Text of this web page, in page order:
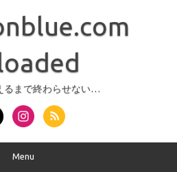
るまで終わらせない…
Menu